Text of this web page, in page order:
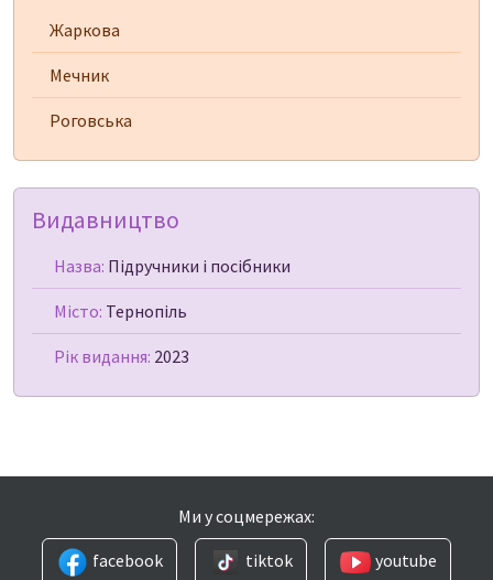
Жаркова
Мечник
Роговська
Видавництво
Назва: Підручники і посібники
Місто: Тернопіль
Рік видання: 2023
Ми у соцмережах:
facebook
tiktok youtube